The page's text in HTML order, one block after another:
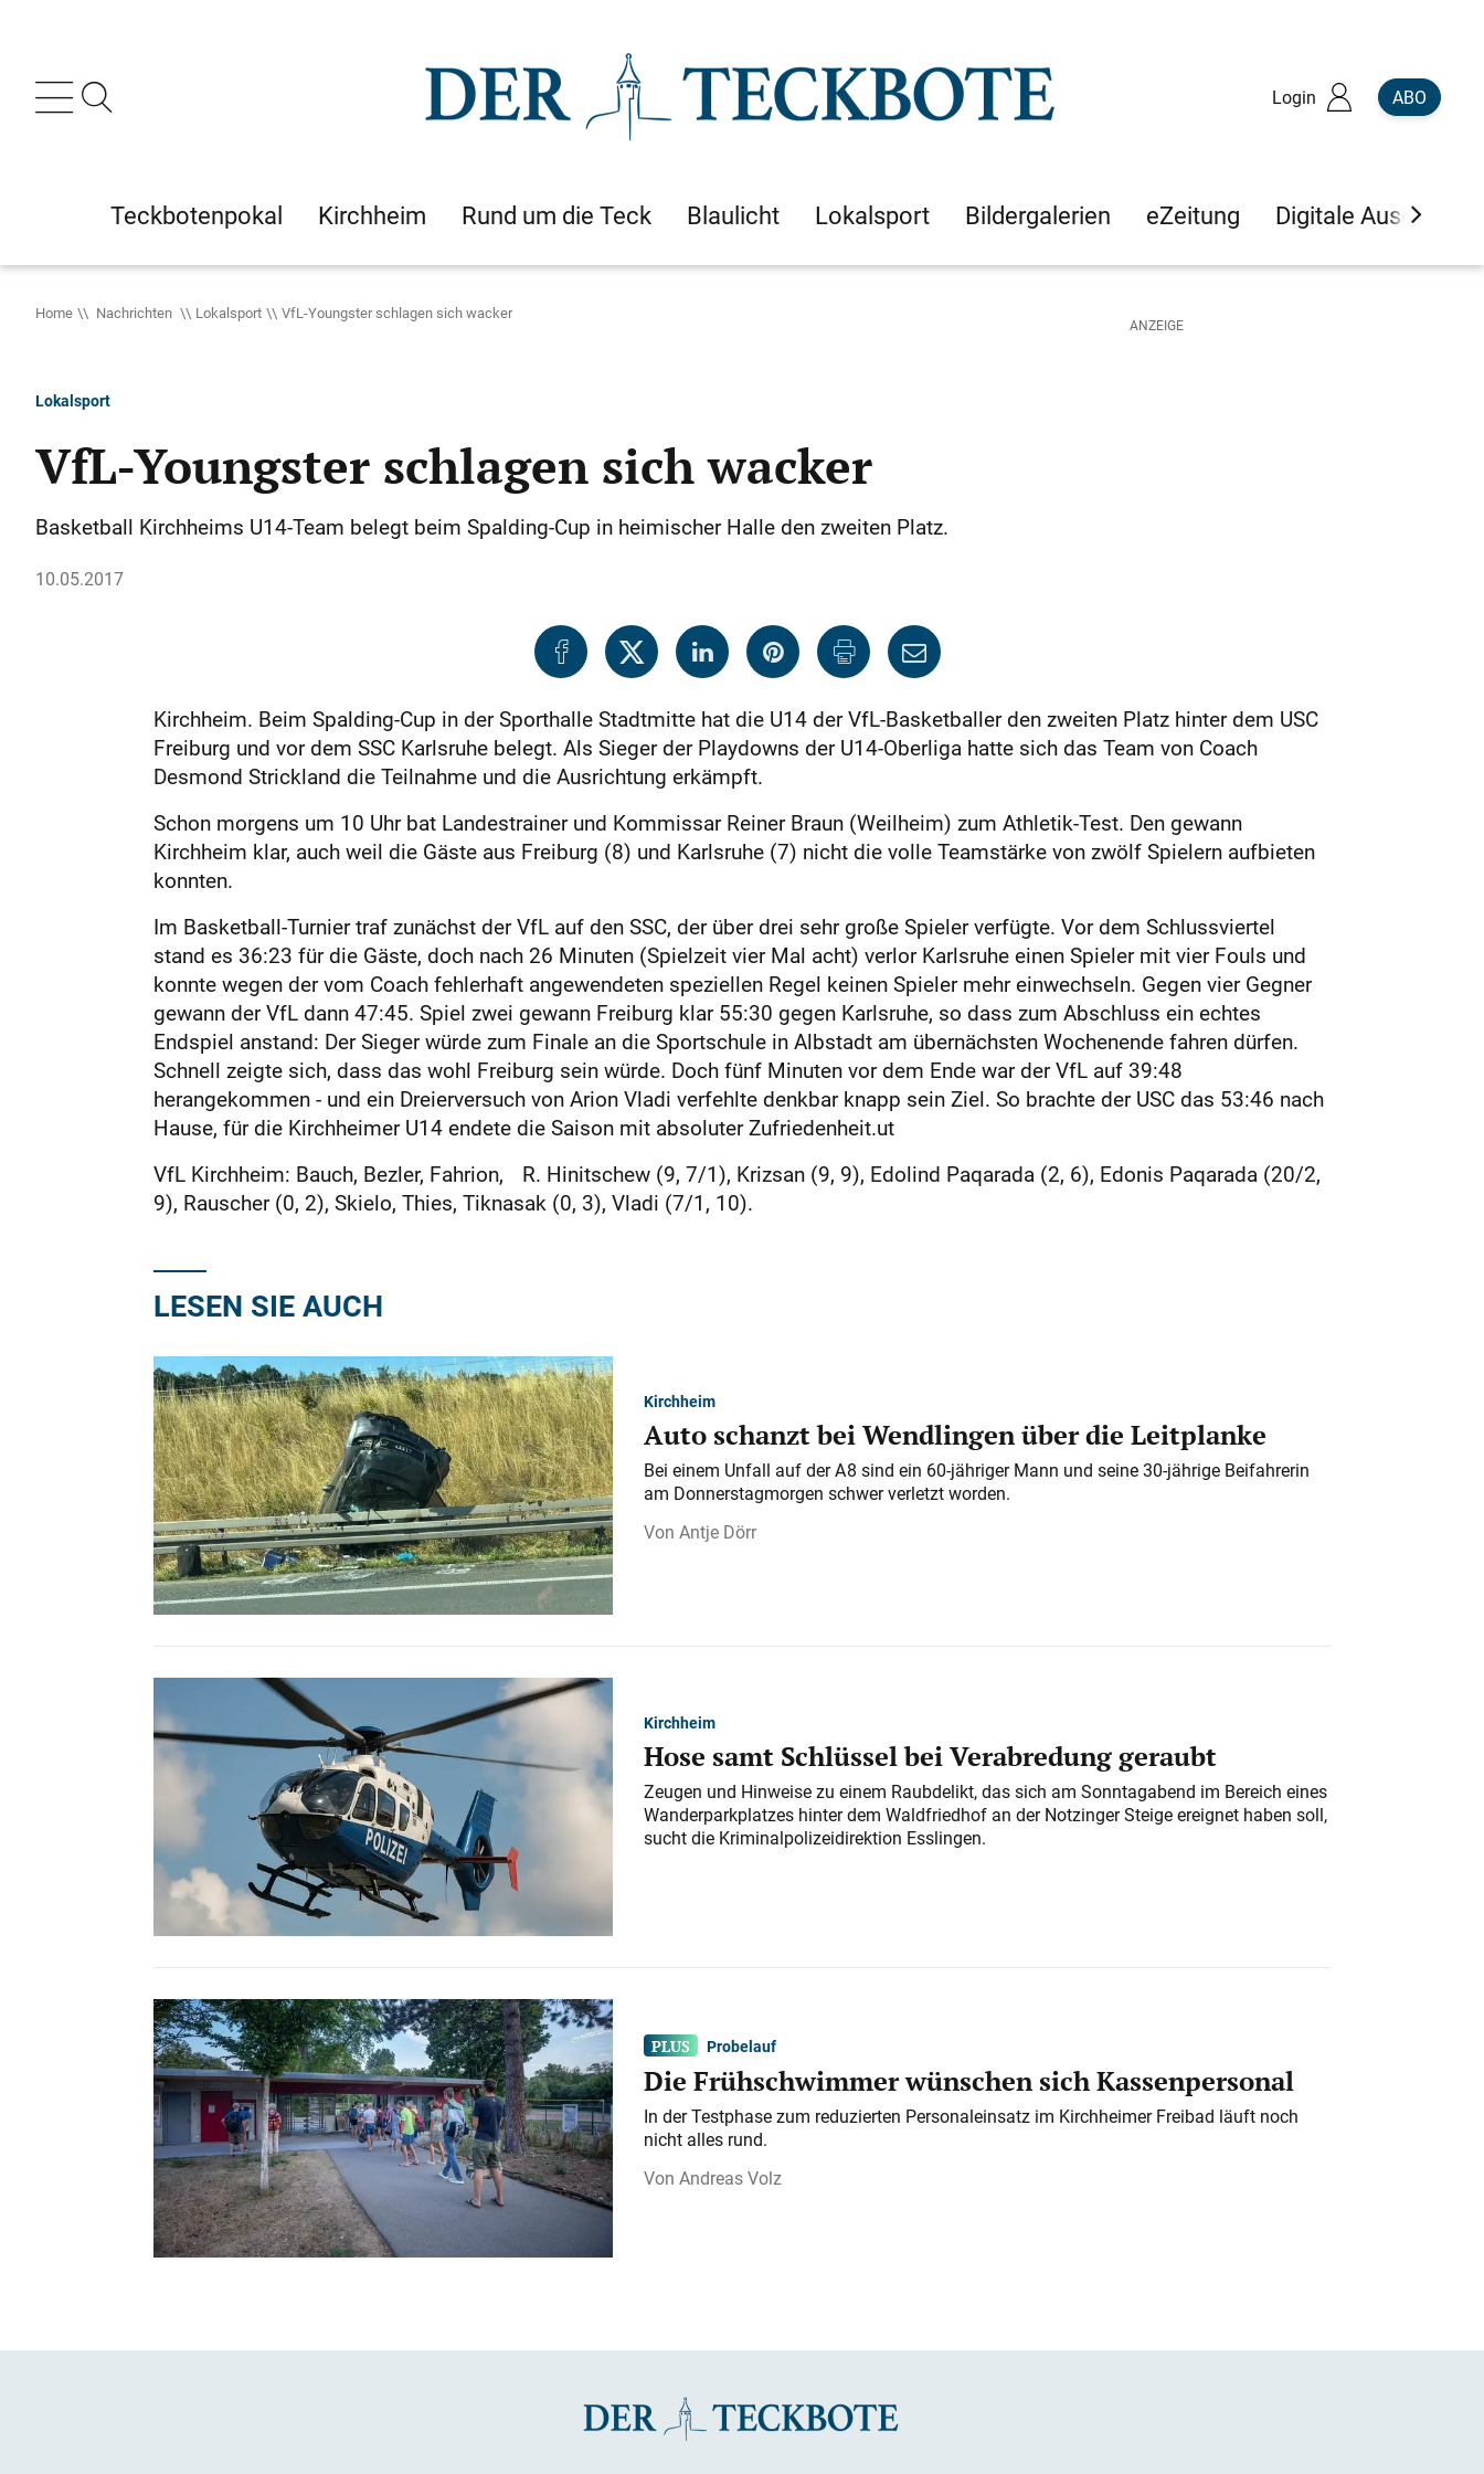
Login ABO
Teckbotenpokal Kirchheim Rund um die Teck Blaulicht Lokalsport Bildergalerien eZeitung Digitale Ausgaben
Home Nachrichten Lokalsport VfL-Youngster schlagen sich wacker
Lokalsport
VfL-Youngster schlagen sich wacker
Basketball Kirchheims U14-Team belegt beim Spalding-Cup in heimischer Halle den zweiten Platz.
10.05.2017
Kirchheim. Beim Spalding-Cup in der Sporthalle Stadtmitte hat die U14 der VfL-Basketballer den zweiten Platz hinter dem USC
Freiburg und vor dem SSC Karlsruhe belegt. Als Sieger der Playdowns der U14-Oberliga hatte sich das Team von Coach
Desmond Strickland die Teilnahme und die Ausrichtung erkämpft.
Schon morgens um 10 Uhr bat Landestrainer und Kommissar Reiner Braun (Weilheim) zum Athletik-Test. Den gewann
Kirchheim klar, auch weil die Gäste aus Freiburg (8) und Karlsruhe (7) nicht die volle Teamstärke von zwölf Spielern aufbieten
konnten.
Im Basketball-Turnier traf zunächst der VfL auf den SSC, der über drei sehr große Spieler verfügte. Vor dem Schlussviertel
stand es 36:23 für die Gäste, doch nach 26 Minuten (Spielzeit vier Mal acht) verlor Karlsruhe einen Spieler mit vier Fouls und
konnte wegen der vom Coach fehlerhaft angewendeten speziellen Regel keinen Spieler mehr einwechseln. Gegen vier Gegner
gewann der VfL dann 47:45. Spiel zwei gewann Freiburg klar 55:30 gegen Karlsruhe, so dass zum Abschluss ein echtes
Endspiel anstand: Der Sieger würde zum Finale an die Sportschule in Albstadt am übernächsten Wochenende fahren dürfen.
Schnell zeigte sich, dass das wohl Freiburg sein würde. Doch fünf Minuten vor dem Ende war der VfL auf 39:48
herangekommen - und ein Dreierversuch von Arion Vladi verfehlte denkbar knapp sein Ziel. So brachte der USC das 53:46 nach
Hause, für die Kirchheimer U14 endete die Saison mit absoluter Zufriedenheit.ut
VfL Kirchheim: Bauch, Bezler, Fahrion, R. Hinitschew (9, 7/1), Krizsan (9, 9), Edolind Paqarada (2, 6), Edonis Paqarada (20/2,
9), Rauscher (0, 2), Skielo, Thies, Tiknasak (0, 3), Vladi (7/1, 10).
LESEN SIE AUCH
Kirchheim
Auto schanzt bei Wendlingen über die Leitplanke
Bei einem Unfall auf der A 8 sind ein 60-jähriger Mann und seine 30-jährige Beifahrerin
am Donnerstagmorgen schwer verletzt worden.
Antje Dörr
Kirchheim
Hose samt Schlüssel bei Verabredung geraubt
Zeugen und Hinweise zu einem Raubdelikt, das sich am Sonntagabend im Bereich eines
Wanderparkplatzes hinter dem Waldfriedhof an der Notzinger Steige ereignet haben soll,
sucht die Kriminalpolizeidirektion Esslingen.
Probelauf
Die Frühschwimmer wünschen sich Kassenpersonal
In der Testphase zum reduzierten Personaleinsatz im Kirchheimer Freibad läuft noch
nicht alles rund.
Andreas Volz